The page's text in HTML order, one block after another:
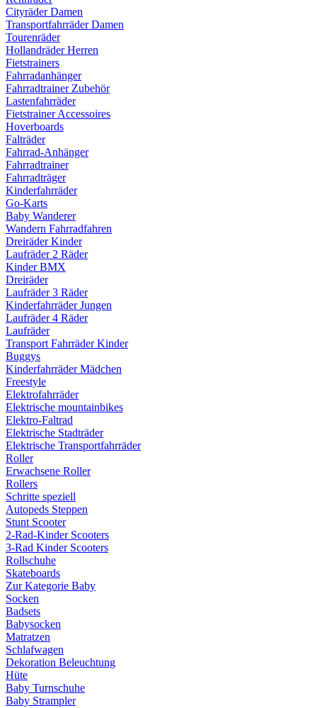
Cityräder Damen
Transportfahrräder Damen
Tourenräder
Hollandräder Herren
Fietstrainers
Fahrradanhänger
Fahrradtrainer Zubehör
Lastenfahrräder
Fietstrainer Accessoires
Hoverboards
Falträder
Fahrrad-Anhänger
Fahrradtrainer
Fahrradträger
Kinderfahrräder
Go-Karts
Baby Wanderer
Wandern Fahrradfahren
Dreiräder Kinder
Laufräder 2 Räder
Kinder BMX
Dreiräder
Laufräder 3 Räder
Kinderfahrräder Jungen
Laufräder 4 Räder
Laufräder
Transport Fahrräder Kinder
Buggys
Kinderfahrräder Mädchen
Freestyle
Elektrofahrräder
Elektrische mountainbikes
Elektro-Faltrad
Elektrische Stadträder
Elektrische Transportfahrräder
Roller
Erwachsene Roller
Rollers
Schritte speziell
Autopeds Steppen
Stunt Scooter
2-Rad-Kinder Scooters
3-Rad Kinder Scooters
Rollschuhe
Skateboards
Zur Kategorie Baby
Socken
Badsets
Babysocken
Matratzen
Schlafwagen
Dekoration Beleuchtung
Hüte
Baby Turnschuhe
Baby Strampler